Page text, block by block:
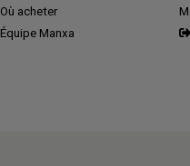
Où acheter
Équipe Manxa